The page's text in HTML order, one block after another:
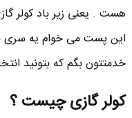
هست . یعنی زیر باد کولر
این پست می خوام یه سری
خدمتتون بگم که بتونید
کولر گازی چیست ؟